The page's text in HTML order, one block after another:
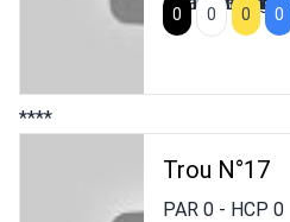
0
0 0 0
****
Trou N°17
PAR 0- HCP 0